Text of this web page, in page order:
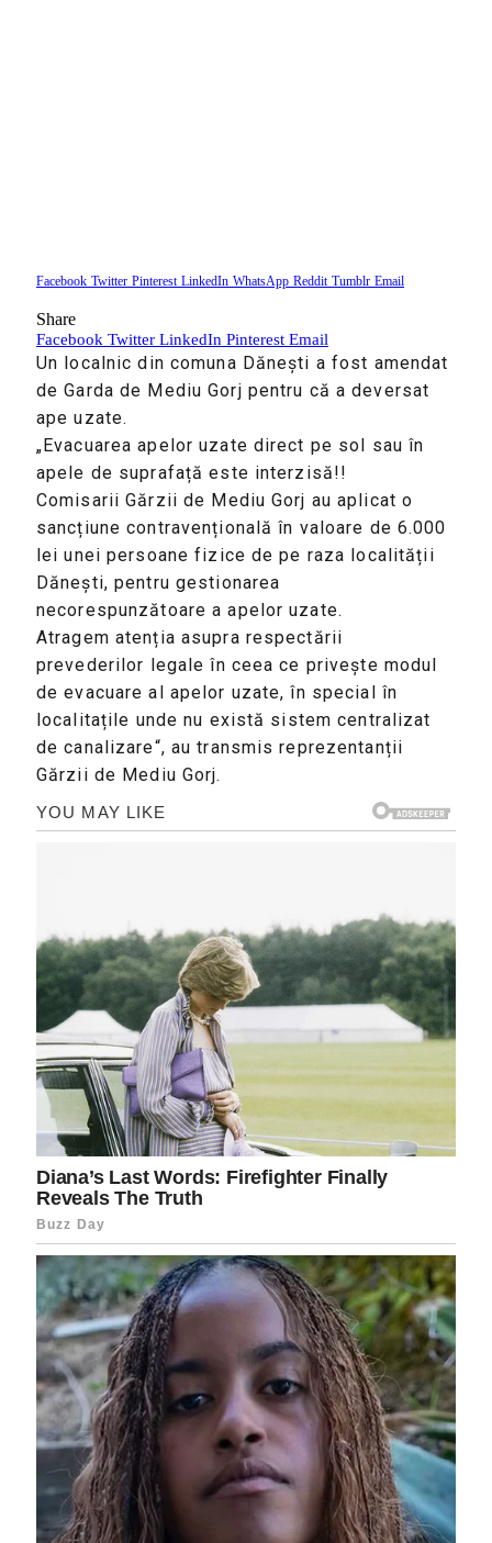
Facebook Twitter Pinterest LinkedIn WhatsApp Reddit Tumblr Email
Share
Facebook Twitter LinkedIn Pinterest Email
Un localnic din comuna Dănești a fost amendat
de Garda de Mediu Gorj pentru că a deversat
ape uzate.
„Evacuarea apelor uzate direct pe sol sau în
apele de suprafață este interzisă!!
Comisarii Gărzii de Mediu Gorj au aplicat o
sancțiune contravențională în valoare de 6.000
lei unei persoane fizice de pe raza localității
Dănești, pentru gestionarea
necorespunzătoare a apelor uzate.
Atragem atenția asupra respectării
prevederilor legale în ceea ce privește modul
de evacuare al apelor uzate, în special în
localitațile unde nu există sistem centralizat
de canalizare“, au transmis reprezentanții
Gărzii de Mediu Gorj.